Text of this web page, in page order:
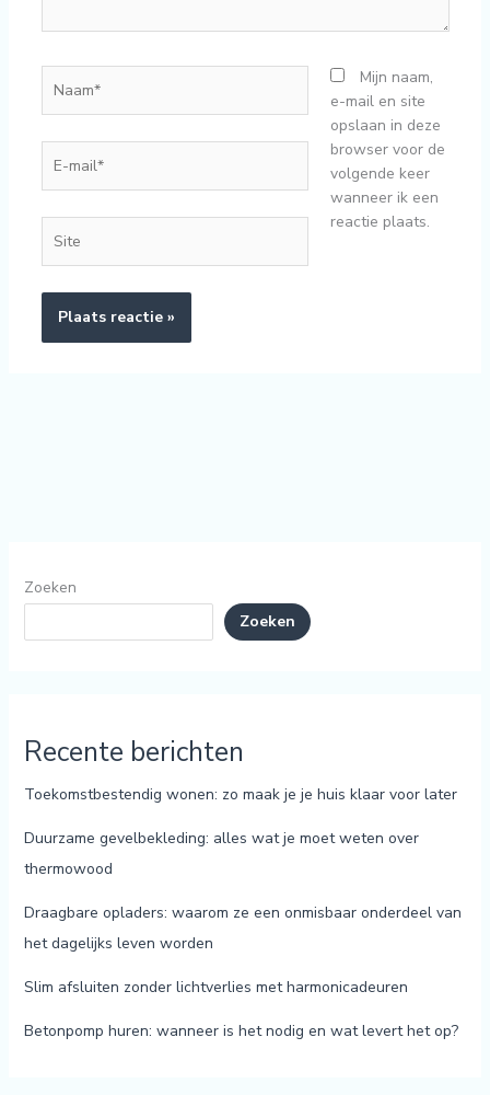
mail*
Mijn naam,
e-mail en site
opslaan in deze
browser voor de
volgende keer
wanneer ik een
reactie plaats.
Zoeken
Zoeken
Recente berichten
Toekomstbestendig wonen: zo maak je je huis klaar voor later
Duurzame gevelbekleding: alles wat je moet weten over
thermowood
Draagbare opladers: waarom ze een onmisbaar onderdeel van
het dagelijks leven worden
Slim afsluiten zonder lichtverlies met harmonicadeuren
Betonpomp huren: wanneer is het nodig en wat levert het op?